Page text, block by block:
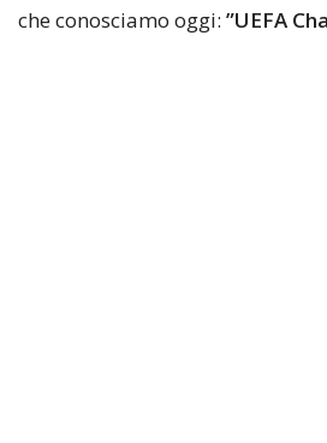
che conosciamo oggi: ”UEFA